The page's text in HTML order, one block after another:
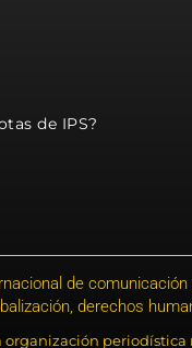
de IPS?
de
derechos
organización